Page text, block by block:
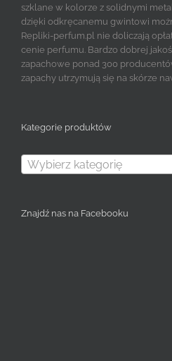
szklane w kolorze z solidnymi
dzięki odkręcanemu gwintowi
Repliki-perfum.pl nie doliczają
cenie perfumu. Bardzo dobrej
zapachowe ponad 300
zapachy utrzymują się na skórze
Kategorie produktów
Wybierz kategorię
Znajdź nas na Facebooku